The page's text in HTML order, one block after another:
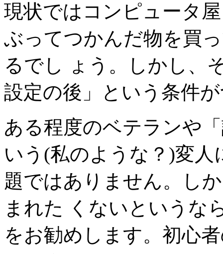
現状ではコンピュータ
ぶってつかんだ物を買
るでし ょう。しかし、
設定の後」という条件
ある程度のベテランや
いう(私のような？)変
題ではありません。し
まれた くないというな
をお勧めします。初心